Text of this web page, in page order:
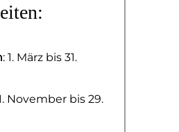
: 1. März bis 31.
November bis 29.